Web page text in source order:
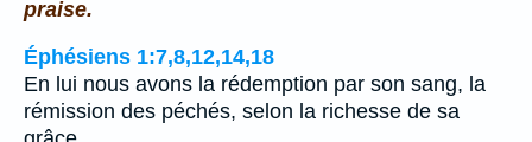
praise.
Éphésiens 1:7,8,12,14,18
En lui nous avons la rédemption par son sang, la
rémission des péchés, selon la richesse de sa